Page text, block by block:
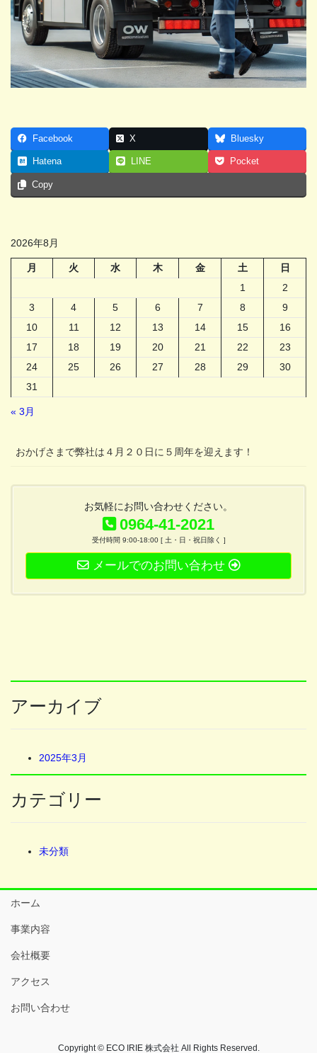
Facebook X Bluesky
Hatena LINE Pocket
Copy
2026年8月
月 火 水 木 金 土
日
1
2
3
4 5 6 7 8
9
10
11 12 13 14 15
16
17
18 19 20 21 22
23
24
25 26 27 28 29
30
31
« 3月
おかげさまで弊社は４月２０日に５周年を迎えます！
お気軽にお問い合わせください。
0964-41-2021
受付時間 9:00-18:00 [ 土・日・祝日除く ]
メールでのお問い合わせ
アーカイブ
2025年3月
カテゴリー
未分類
ホーム
事業内容
会社概要
アクセス
お問い合わせ
Copyright © ECO IRIE 株式会社 All Rights Reserved.